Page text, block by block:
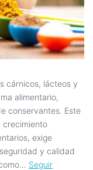
cárnicos, lácteos y
alimentario,
conservantes. Este
crecimiento
exige
y calidad
Seguir